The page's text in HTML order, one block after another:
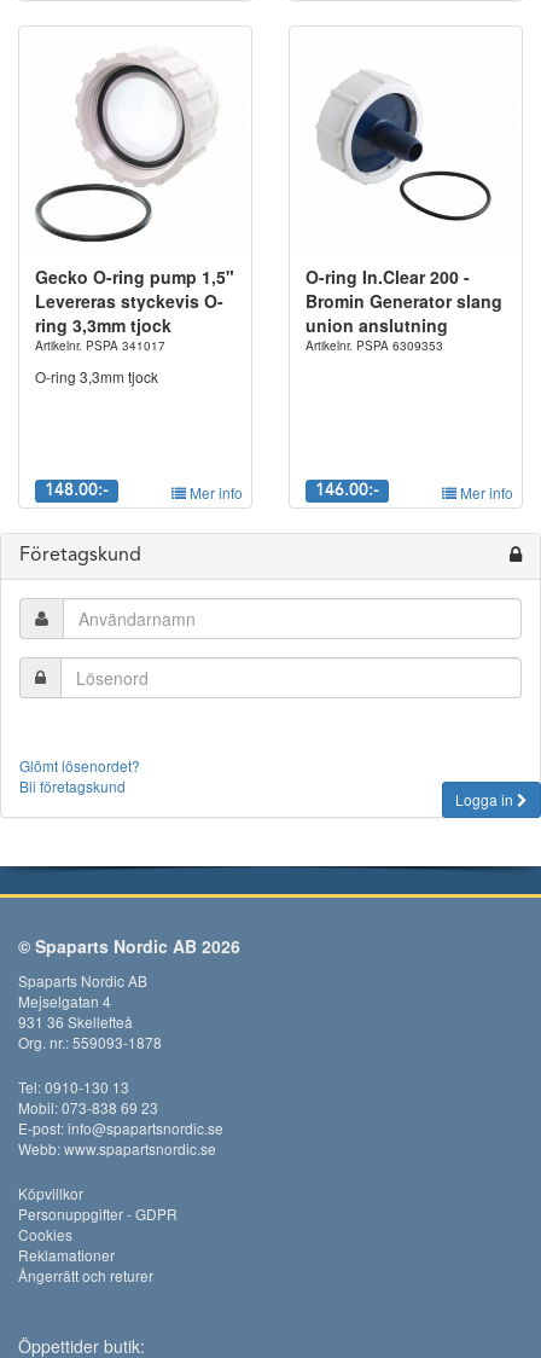
Gecko O-ring pump 1,5"
Levereras styckevis O-
ring 3,3mm tjock
Artikelnr. PSPA 341017
O-ring 3,3mm tjock
148.00:- Mer info
O-ring In.Clear 200 -
Bromin Generator slang
union anslutning
Artikelnr. PSPA 6309353
146.00:- Mer info
Företagskund
Glömt lösenordet?
Bli företagskund
Logga in
© Spaparts Nordic AB 2026
Spaparts Nordic AB
Mejselgatan 4
931 36 Skellefteå
Org. nr.: 559093-1878
Tel: 0910-130 13
Mobil: 073-838 69 23
E-post:info@spapartsnordic.se
Webb:www.spapartsnordic.se
Köpvillkor
Personuppgifter - GDPR
Cookies
Reklamationer
Ångerrätt och returer
Öppettider butik: